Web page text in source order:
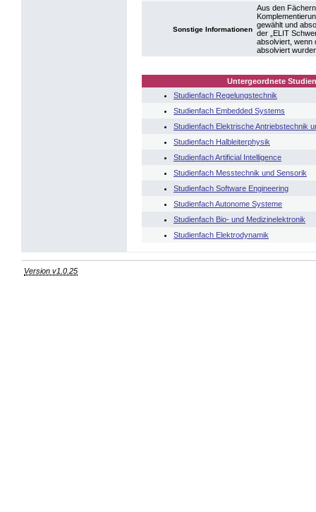
Sonstige Informationen
Aus den
gewählt und
der „ELIT
absolviert, wenn
absolviert
Untergeordnete
Studienfach Regelungstechnik
Studienfach Embedded Systems
Studienfach Elektrische Antriebstechnik
Studienfach Halbleiterphysik
Studienfach Artificial Intelligence
Studienfach Messtechnik und Sensorik
Studienfach Software Engineering
Studienfach Autonome Systeme
Studienfach Bio- und Medizinelektronik
Studienfach Elektrodynamik
Version v1.0.25